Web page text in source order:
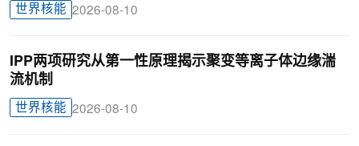
世界核能 2026-08-10
IPP两项研究从第一性原理揭示聚变等离子体边缘湍
流机制
世界核能 2026-08-10